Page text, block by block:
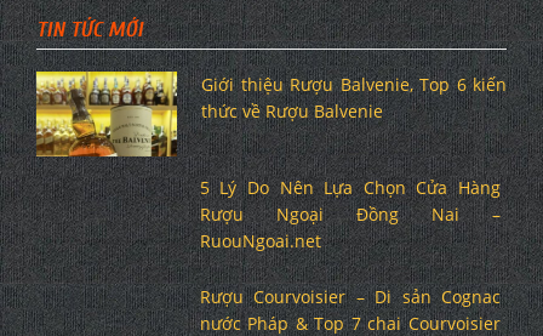
TIN TỨC MỚI
Giới thiệu Rượu Balvenie, Top 6 kiến
thức về Rượu Balvenie
5 Lý Do Nên Lựa Chọn Cửa Hàng
Rượu Ngoại Đồng Nai –
RuouNgoai.net
Rượu Courvoisier – Di sản Cognac
nước Pháp & Top 7 chai Courvoisier